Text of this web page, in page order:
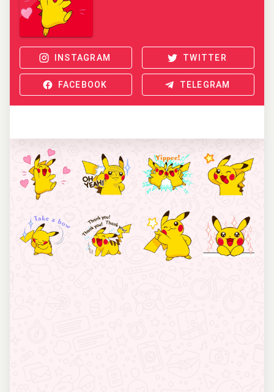
INSTAGRAM TWITTER
FACEBOOK TELEGRAM